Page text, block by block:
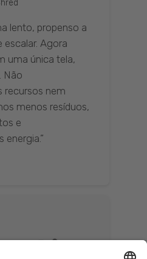
lento, propenso a
escalar. Agora
uma única tela,
Não
recursos nem
menos resíduos,
e